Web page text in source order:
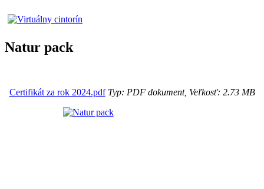
Natur pack
Certifikát za rok 2024.pdfTyp: PDF dokument, Veľkosť: 2.73 MB